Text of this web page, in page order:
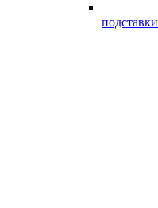
подставки